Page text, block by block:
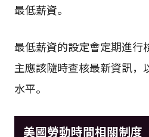
最低薪資。
最低薪資的設定會定期進行
主應該隨時查核最新資訊，
水平。
美國勞動時間相關制度